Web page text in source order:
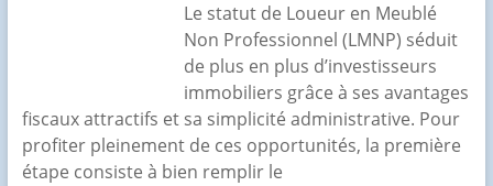
Le statut de Loueur en Meublé
Non Professionnel (LMNP) séduit
de plus en plus d’investisseurs
immobiliers grâce à ses avantages
fiscaux attractifs et sa simplicité administrative. Pour
profiter pleinement de ces opportunités, la première
étape consiste à bien remplir le